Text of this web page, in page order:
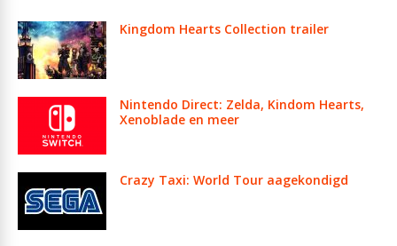
Kingdom Hearts Collection trailer
Nintendo Direct: Zelda, Kindom Hearts,
Xenoblade en meer
Crazy Taxi: World Tour aagekondigd